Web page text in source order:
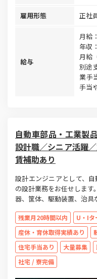
雇用形態 正社
給与
月給
年収
月給
別途
業手
手当
自動車部品・工業製
設計職／シニア活躍
賃補助あり
設計エンジニアとして、
の設計業務をお任せしま
器、筐体、駆動装置、治具
残業月20時間以内 U・Iタ
産休・育休取得実績あり
住宅手当あり
大量募集
社宅 / 寮完備